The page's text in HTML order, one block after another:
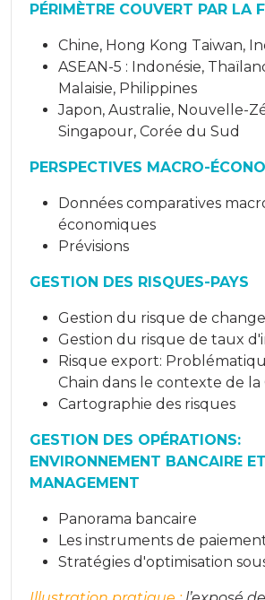
PÉRIMÈTRE COUVERT PAR LA
Chine, Hong Kong Taiwan,
ASEAN-5 : Indonésie,
Malaisie, Philippines
Japon, Australie, Nouvelle-
Singapour, Corée du Sud
PERSPECTIVES MACRO-
Données comparatives
économiques
Prévisions
GESTION DES RISQUES-PAYS
Gestion du risque de change
Gestion du risque de taux
Risque export:
Chain dans le contexte de la
Cartographie des risques
GESTION DES OPÉRATIONS:
ENVIRONNEMENT BANCAIRE
MANAGEMENT
Panorama bancaire
Les instruments de
Stratégies d'optimisation